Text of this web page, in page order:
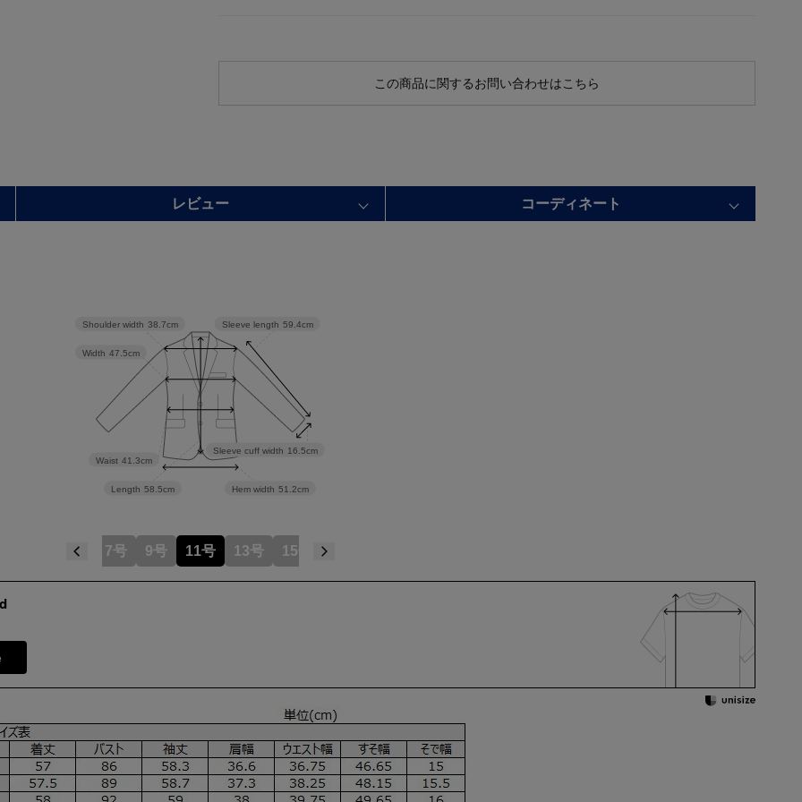
この商品に関するお問い合わせはこちら
レビュー コーディネート
Hem width 51.2cm
Sleeve cuff width 16.5cm
Sleeve length 59.4cm
Length 58.5cm
Waist 41.3cm
Width 47.5cm
Shoulder width 38.7cm
5号 7号 9号 11号 13号 15号